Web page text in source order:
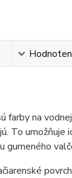
farby na
To
gumeného